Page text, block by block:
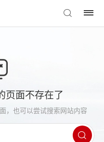
页面不存在了
，也可以尝试搜索网站内容